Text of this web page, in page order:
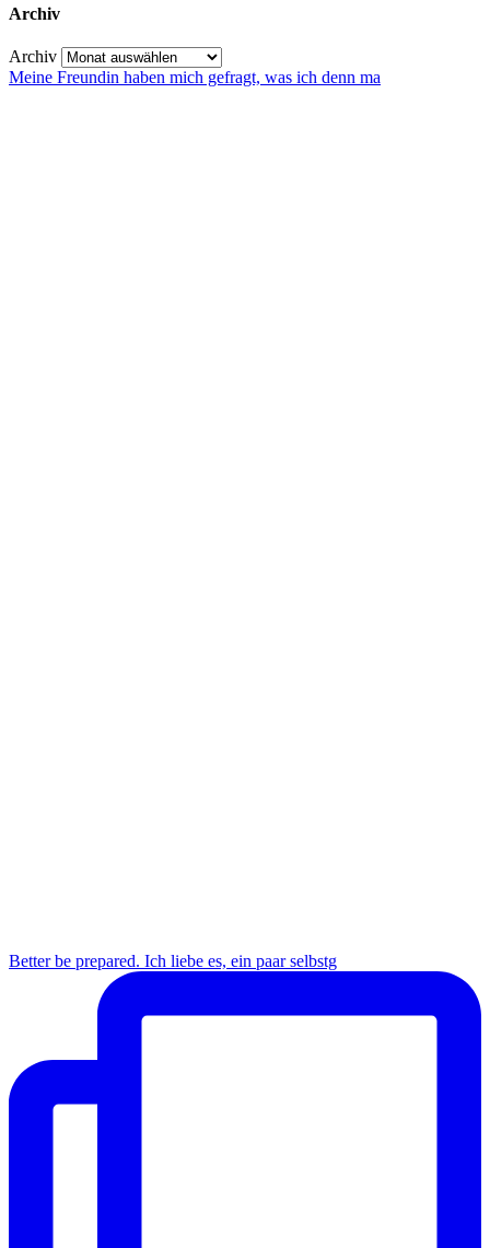
Archiv
Archiv
Meine Freundin haben mich gefragt, was ich denn ma
Better be prepared. Ich liebe es, ein paar selbstg